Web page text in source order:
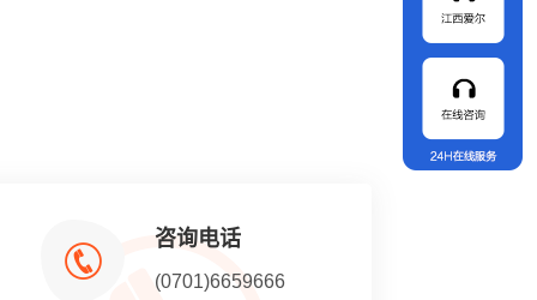
咨询电话
(0701)6659666